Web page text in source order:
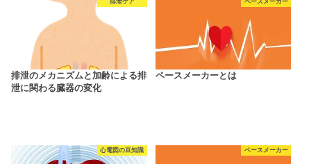
排泄のメカニズムと加齢による排
泄に関わる臓器の変化
ペースメーカーとは
心電図の豆知識 ペースメーカー